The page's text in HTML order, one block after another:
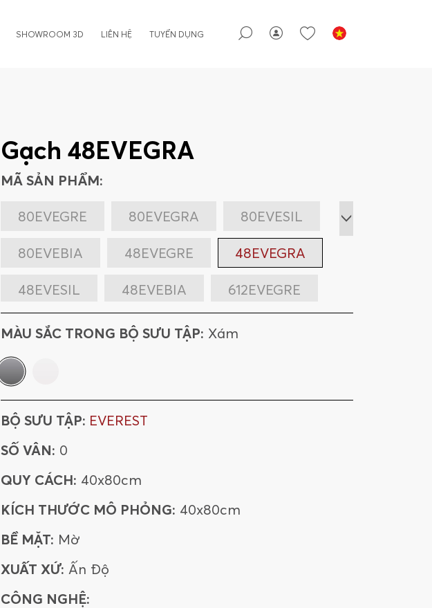
SHOWROOM 3D LIÊN HỆ TUYỂN DỤNG
Gạch 48EVEGRA
MÃ SẢN PHẨM:
80EVEGRE 80EVEGRA 80EVESIL
80EVEBIA 48EVEGRE 48EVEGRA
48EVESIL 48EVEBIA 612EVEGRE
612EVEGRA 612EVESIL
MÀU SẮC TRONG BỘ SƯU TẬP: Xám
BỘ SƯU TẬP: EVEREST
SỐ VÂN: 0
QUY CÁCH: 40x80cm
KÍCH THƯỚC MÔ PHỎNG: 40x80cm
BỀ MẶT: Mờ
XUẤT XỨ: Ấn Độ
CÔNG NGHỆ: